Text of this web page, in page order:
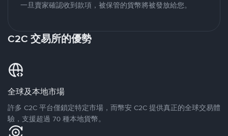
一旦賣家確認收到款項，被保管的貨幣將被發放給您。
C2C 交易所的優勢
全球及本地市場
許多 C2C 平台僅鎖定特定市場，而幣安 C2C 提供真正的全球交易體
驗，支援超過 70 種本地貨幣。